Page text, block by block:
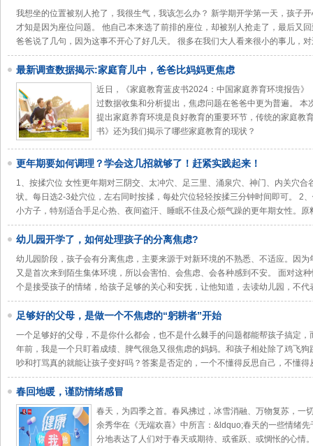
我想坐的位置被别人抢了，我很生气，我该怎么办？ 新学期开学第一天，孩子
才知是因为座位问题。 他自己本来选了前排的座位，却被别人抢走了，最后又
爸爸说了几句，因为这事不开心了好几天。 很多在我们大人看来很小的事儿，
最新调查数据揭示:家庭育儿中，爸爸比妈妈更焦虑
近日，《家庭教育蓝皮书2024：中国家庭养育环境报告
过数据收集和分析提出，焦虑问题在爸爸中更为普遍。
提出家庭养育环境是良好教育的重要环节，传统的家庭教
书》还为我们揭示了哪些家庭教育的现状？
更年期要如何调理？学会这几招就够了！赶紧实践起来！
1、按揉穴位 女性更年期对三阴交、太冲穴、足三里、涌泉穴、神门、内关穴
状。每日选2-3处穴位，左右同时按揉，每处穴位轻轻按揉三分钟时间即可。 2
小方子，特别适合手足心热、夜间盗汗、睡眠不佳及心烦气躁的更年期女性。原
幼儿园开学了，如何处理孩子的分离焦虑?
幼儿园阶段，孩子会有分离焦虑，主要来源于对新环境的不熟悉、不适应。因
又是首次来到陌生集体环境，所以会害怕、会焦虑、会各种感到不安。 面对这
个是接受孩子的情绪，给孩子足够的关心和安抚，让他知道，去读幼儿园，不代
足够好的父母，是做一个不焦虑的“躬耕者”开始
一个足够好的父母，不是你什么都会，也不是什么棘手的问题都能帮孩子搞定
年前，我是一个只盯着成绩、脾气很急又很焦虑的妈妈。和孩子相处除了鸡飞
吵和打骂真的就能让孩子变好吗？答案是否定的，一个不懂得反思自己，不懂得
春回地暖，谨防情绪感冒
春天，为四季之首。春风拂过，冰雪消融、万物复苏，一
余秀华在《无端欢喜》中所言：&ldquo;春天的一些情绪
分地表达了人们对于春天或期待、或雀跃、或惆怅的心情